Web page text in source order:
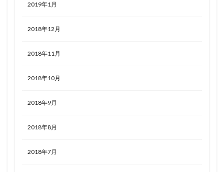
2019年1月
2018年12月
2018年11月
2018年10月
2018年9月
2018年8月
2018年7月